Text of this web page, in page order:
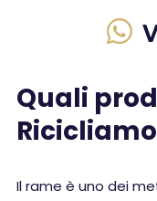
Quali
Ricicliamo
Il rame è uno dei